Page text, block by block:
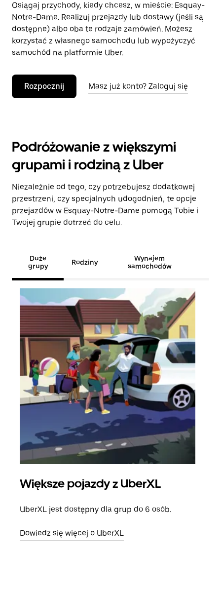
Osiągaj przychody, kiedy chcesz, w mieście: Esquay-
Notre-Dame. Realizuj przejazdy lub dostawy (jeśli są
dostępne) albo oba te rodzaje zamówień. Możesz
korzystać z własnego samochodu lub wypożyczyć
samochód na platformie Uber.
Rozpocznij Masz już konto? Zaloguj się
Podróżowanie z większymi
grupami i rodziną z Uber
Niezależnie od tego, czy potrzebujesz dodatkowej
przestrzeni, czy specjalnych udogodnień, te opcje
przejazdów w Esquay-Notre-Dame pomogą Tobie i
Twojej grupie dotrzeć do celu.
Duże
grupy
Rodziny
Wynajem
samochodów
Większe pojazdy z UberXL
UberXL jest dostępny dla grup do 6 osób.
Dowiedz się więcej o UberXL